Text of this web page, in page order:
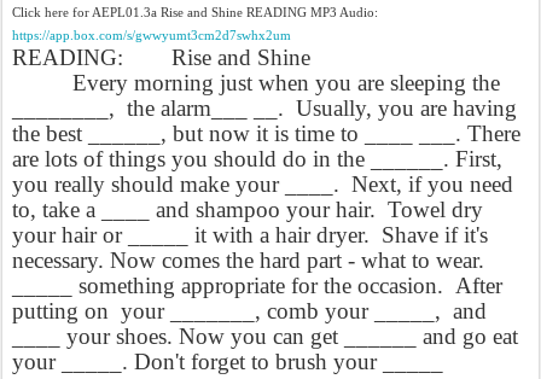
Click here for AEPL01.3a Rise and Shine READING MP3 Audio:
https://app.box.com/s/gwwyumt3cm2d7swhx2um
READING:
Rise and Shine
Every morning just when you are sleeping the
________, the alarm___ __. Usually, you are having
the best ______, but now it is time to ____ ___. There
are lots of things you should do in the ______. First,
you really should make your ____. Next, if you need
to, take a ____ and shampoo your hair. Towel dry
your hair or _____ it with a hair dryer. Shave if it's
necessary. Now comes the hard part - what to wear.
_____ something appropriate for the occasion. After
putting on your _______, comb your _____, and
____ your shoes. Now you can get ______ and go eat
your _____. Don't forget to brush your _____